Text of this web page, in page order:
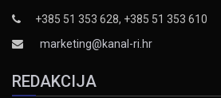
+385 51 353 628, +385 51 353 610
marketing@kanal-ri.hr
REDAKCIJA